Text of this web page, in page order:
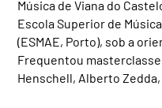
Música de Viana do
Escola Superior de
(ESMAE, Porto), sob a
Frequentou
Henschell, Alberto